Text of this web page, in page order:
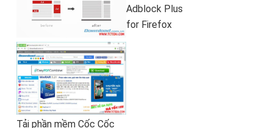
Adblock Plus
for Firefox
Tải phần mềm Cốc Cốc